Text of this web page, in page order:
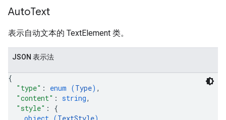
AutoText
表示自动文本的 TextElement 类。
JSON 表示法
{
"type" : enum (Type) ,
"content" : string,
"style" : {